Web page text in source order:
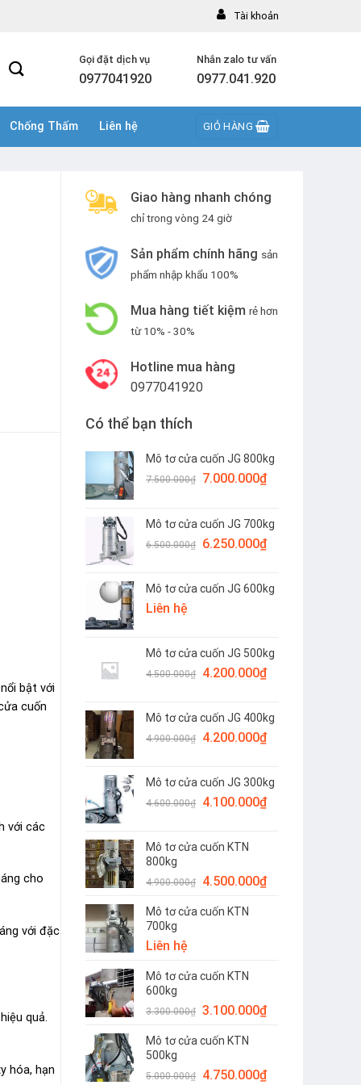
Tài khoản
Gọi đặt dịch vụ
0977041920
Nhắn zalo tư vấn
0977.041.920
Chống Thấm Liên hệ GIỎ HÀNG
Giao hàng nhanh chóng
chỉ trong vòng 24 giờ
Sản phẩm chính hãng sản
phẩm nhập khẩu 100%
Mua hàng tiết kiệm rẻ hơn
từ 10% - 30%
Hotline mua hàng
0977041920
Có thể bạn thích
Mô tơ cửa cuốn JG 800kg
7.500.000₫
Giá
7.500.000₫.
7.000.000₫Giá
là:
7.000.000₫.
Mô tơ cửa cuốn JG 700kg
6.500.000₫
Giá
6.500.000₫.
6.250.000₫Giá
là:
Mô tơ cửa cuốn JG 600kg
Liên hệ
Mô tơ cửa cuốn JG 500kg
4.500.000₫
Giá
4.500.000₫.
4.200.000₫Giá
là:
4.200.000₫.
Mô tơ cửa cuốn JG 400kg
4.900.000₫
Giá
4.900.000₫.
4.200.000₫Giá
là:
4.200.000₫.
Mô tơ cửa cuốn JG 300kg
4.600.000₫
Giá
4.600.000₫.
4.100.000₫Giá
Mô tơ cửa cuốn KTN
800kg
4.900.000₫
Giá
là:
4.500.000₫Giá
Mô tơ cửa cuốn KTN
700kg
Liên hệ
Mô tơ cửa cuốn KTN
600kg
3.300.000₫ Giá
là:
3.100.000₫Giá
3.100.000₫.
Mô tơ cửa cuốn KTN
500kg
5.000.000₫
Giá
4.750.000₫Giá
bật với
cuốn
với các
cho
với đặc
quả.
hóa, hạn